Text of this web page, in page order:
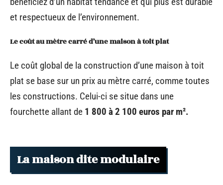
et respectueux de l’environnement.
Le coût au mètre carré d’une maison à toit plat
Le coût global de la construction d’une maison à toit
plat se base sur un prix au mètre carré, comme toutes
les constructions. Celui-ci se situe dans une
fourchette allant de 1 800 à 2 100 euros par m².
La maison dite modulaire